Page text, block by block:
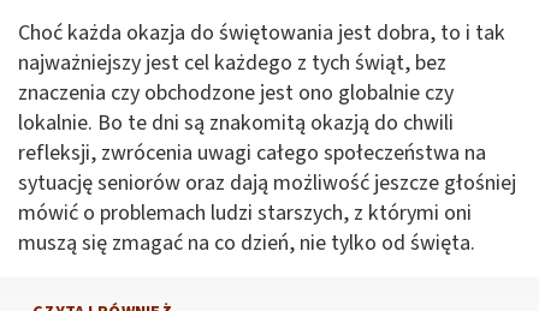
Choć każda okazja do świętowania jest dobra, to i tak
najważniejszy jest cel każdego z tych świąt, bez
znaczenia czy obchodzone jest ono globalnie czy
lokalnie. Bo te dni są znakomitą okazją do chwili
refleksji, zwrócenia uwagi całego społeczeństwa na
sytuację seniorów oraz dają możliwość jeszcze głośniej
mówić o problemach ludzi starszych, z którymi oni
muszą się zmagać na co dzień, nie tylko od święta.